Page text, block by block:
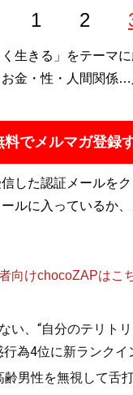
1 2
生きる」をテーマ
金・性・人間関係
料でメルマガ登
した認証メールを
ルに入っているか
向けchocoZAPはこ
、“自分のテリト
為4位に新ランクイ
男性を無視して舌